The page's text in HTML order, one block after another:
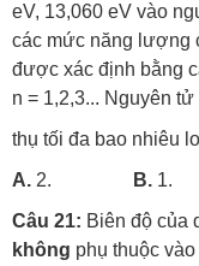
eV, 13,060 eV vào
các mức năng lượng
được xác định bằng
n = 1,2,3... Nguyên
thụ tối đa bao nhiêu
A. 2. B.
Câu 21: Biên độ của
không phụ thuộc vào